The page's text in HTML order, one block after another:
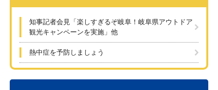
知事記者会見「楽しすぎるぞ岐阜！岐阜県アウトドア
観光キャンペーンを実施」他
熱中症を予防しましょう